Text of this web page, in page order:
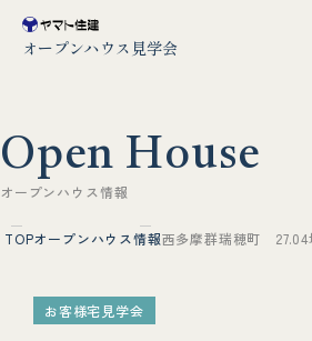
オープンハウス見学会
Open House
オー プンハ ウ ス情報
TOPオープンハウス情報西多摩群瑞穂町 27.04
お客様宅見学会